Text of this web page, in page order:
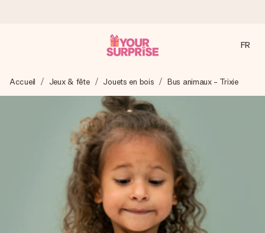
Nous préparons votre cadeau avec attention et l’envoyons
en un éclair – pour que vous puissiez l’offrir au bon moment,
quand cela compte le plus.
4,9 (sur la base de +15 000 avis)
Nos cadeaux sont appréciés. Les clients nous attribuent
une note de 4,9 sur Google Reviews (total de tous les
pays où nous sommes présents).
FR
Accueil Jeux & fête Jouets en bois Bus animaux - Trixie